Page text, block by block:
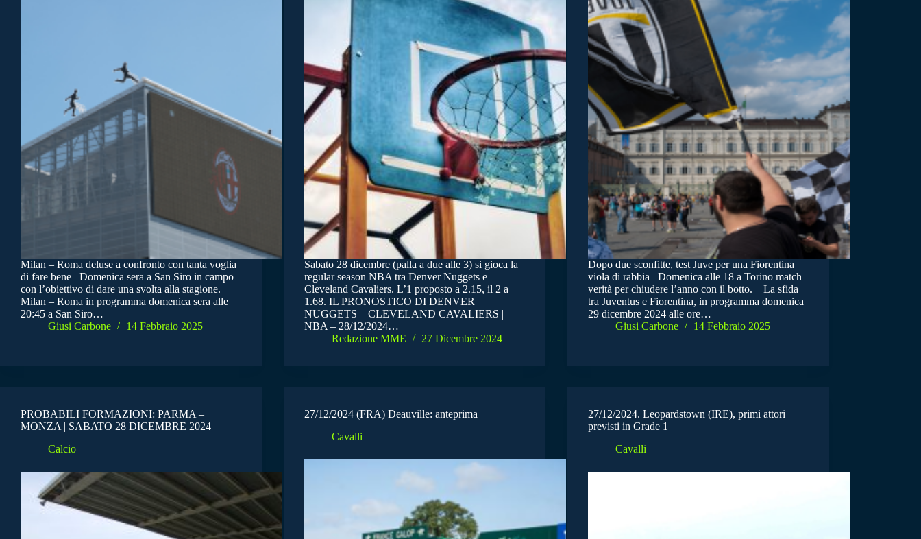
Milan – Roma deluse a confronto con tanta voglia
di fare bene Domenica sera a San Siro in campo
con l’obiettivo di dare una svolta alla stagione.
Milan – Roma in programma domenica sera alle
20:45 a San Siro…
Giusi Carbone
14 Febbraio 2025
Sabato 28 dicembre (palla a due alle 3) si gioca la
regular season NBA tra Denver Nuggets e
Cleveland Cavaliers. L’1 proposto a 2.15, il 2 a
1.68. IL PRONOSTICO DI DENVER
NUGGETS – CLEVELAND CAVALIERS |
NBA – 28/12/2024…
Redazione MME
27 Dicembre 2024
Dopo due sconfitte, test Juve per una Fiorentina
viola di rabbia Domenica alle 18 a Torino match
verità per chiudere l’anno con il botto. La sfida
tra Juventus e Fiorentina, in programma domenica
29 dicembre 2024 alle ore…
Giusi Carbone
14 Febbraio 2025
PROBABILI FORMAZIONI: PARMA –
MONZA | SABATO 28 DICEMBRE 2024
Calcio
27/12/2024 (FRA) Deauville: anteprima
Cavalli
27/12/2024. Leopardstown (IRE), primi attori
previsti in Grade 1
Cavalli